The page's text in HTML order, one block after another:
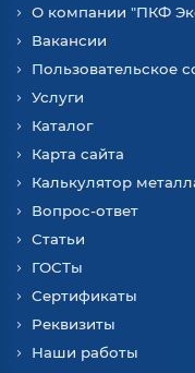
О компании "ПКФ
Вакансии
Пользовательское
Услуги
Каталог
Карта сайта
Калькулятор
Вопрос-ответ
Статьи
ГОСТы
Сертификаты
Реквизиты
Наши работы